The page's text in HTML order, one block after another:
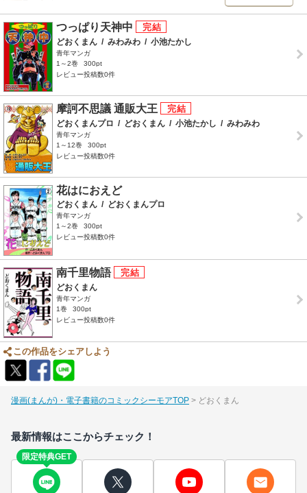
つっぱり天神中
どおくまん / みわみわ / 小池たかし
青年マンガ
1～2巻
300pt
レビュー投稿数0件
摩訶不思議 通販大王
どおくまんプロ / どおくまん / 小池たかし / みわみわ
青年マンガ
1～12巻
300pt
レビュー投稿数0件
花はにおえど
どおくまん / どおくまんプロ
青年マンガ
1～2巻
300pt
レビュー投稿数0件
南千里物語
どおくまん
青年マンガ
1巻
300pt
レビュー投稿数0件
この作品をシェアしよう
漫画(まんが)・電子書籍のコミックシーモアTOP どおくまん
最新情報はここからチェック！
限定特典GET